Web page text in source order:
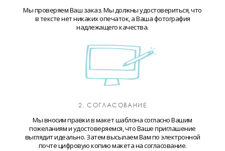
Мы проверяем Ваш заказ. Мы должны удостовериться, что
в тексте нет никаких опечаток, а Ваша фотография
надлежащего качества.
2. СОГЛАСОВАНИЕ
Мы вносим правки в макет шаблона согласно Вашим
пожеланиям и удостоверяемся, что Ваше приглашение
выглядит идеально. Затем высылаем Вам по электронной
почте цифровую копию макета на согласование.